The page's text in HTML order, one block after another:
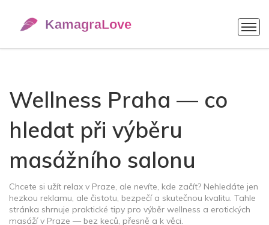
Wellness Praha — co
hledat při výběru
masážního salonu
Chcete si užít relax v Praze, ale nevíte, kde začít? Nehledáte jen
hezkou reklamu, ale čistotu, bezpečí a skutečnou kvalitu. Tahle
stránka shrnuje praktické tipy pro výběr wellness a erotických
masáží v Praze — bez keců, přesně a k věci.